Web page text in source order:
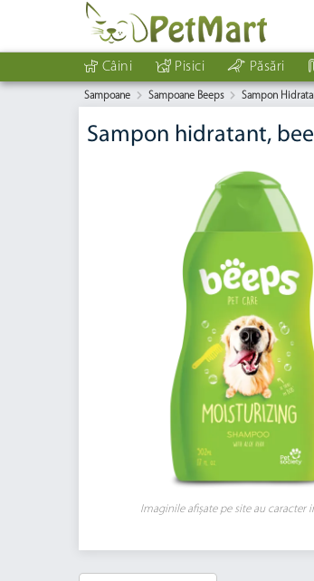
Câini Pisici Păsări
Sampoane Sampoane Beeps Sampon
Sampon hidratant,
Imaginile afișate pe site au caracter